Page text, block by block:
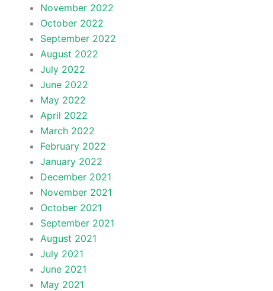
November 2022
October 2022
September 2022
August 2022
July 2022
June 2022
May 2022
April 2022
March 2022
February 2022
January 2022
December 2021
November 2021
October 2021
September 2021
August 2021
July 2021
June 2021
May 2021